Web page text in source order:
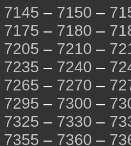
7145 – 7150 –
7175 – 7180 –
7205 – 7210 –
7235 – 7240 –
7265 – 7270 –
7295 – 7300 –
7325 – 7330 –
7355 – 7360 –